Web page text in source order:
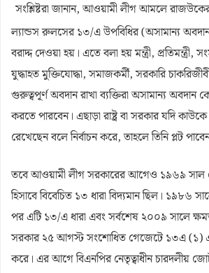
সংশ্লিষ্টরা জানান, আওয়ামী লীগ আমলে
ল্যান্ডস রুলসের ১৩/এ উপবিধির (অসামান্য
বরাদ্দ দেওয়া হয়। এতে বলা হয় মন্ত্রী, প্রতিমন্ত্রী,
যুদ্ধাহত মুক্তিযোদ্ধা, সমাজকর্মী, সরকারি
গুরুত্বপূর্ণ অবদান রাখা ব্যক্তিরা অসামান্য অবদান
করতে পারবেন। এছাড়া রাষ্ট্র বা সরকার যদি
রেখেছেন বলে নির্বাচন করে, তাহলে তিনি প্লট
তবে আওয়ামী লীগ সরকারের আগেও ১৯৬৯ সাল
হিসাবে বিবেচিত ১৩ ধারা বিদ্যমান ছিল। ১৯৮৬
পর এটি ১৩/এ ধারা এবং সর্বশেষ ২০০৯ সালে
সরকার ২৫ আগস্ট সংশোধিত গেজেটে ১৩এ (১) এ,
করে। এর আগে বিএনপির নেতৃত্বাধীন চারদলীয়